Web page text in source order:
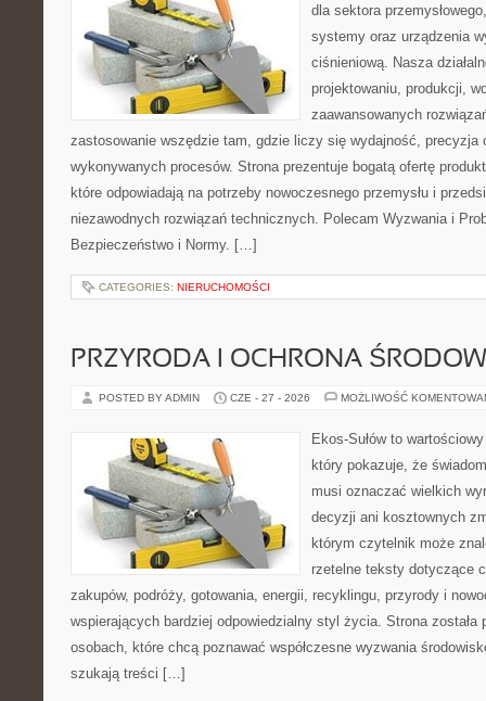
dla sektora
systemy oraz urządzenia
ciśnieniową. Nasza
projektowaniu, produkcji,
zaawansowanych
zastosowanie wszędzie tam, gdzie liczy się wydajność, precyzja
wykonywanych procesów. Strona prezentuje bogatą ofertę
które odpowiadają na potrzeby nowoczesnego przemysłu i
niezawodnych rozwiązań technicznych. Polecam Wyzwania i
Bezpieczeństwo i Normy. […]
CATEGORIES: NIERUCHOMOŚCI
PRZYRODA I OCHRONA
POSTED BY ADMIN CZE - 27 - 2026 MOŻLIWOŚĆ
Ekos-Sułów to
który pokazuje, że
musi oznaczać wielkich
decyzji ani kosztownych
którym czytelnik może
rzetelne teksty dotyczące
zakupów, podróży, gotowania, energii, recyklingu, przyrody i
wspierających bardziej odpowiedzialny styl życia. Strona została
osobach, które chcą poznawać współczesne wyzwania
szukają treści […]